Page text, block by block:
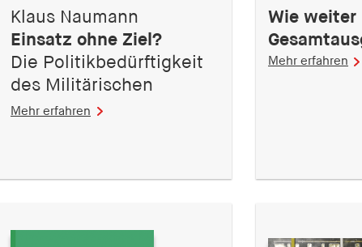
Klaus Naumann
Einsatz ohne Ziel?
Die Politikbedürftigkeit
des Militärischen
Mehr erfahren
Wie
Mehr erfahren